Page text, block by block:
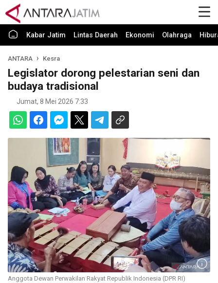
Kabar Jatim Lintas Daerah Ekonomi Olahraga
ANTARA Kesra
Legislator dorong pelestarian seni dan
budaya tradisional
Jumat, 8 Mei 2026 7:33
Anggota Dewan Perwakilan Rakyat Republik Indonesia (DPR RI)